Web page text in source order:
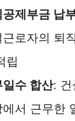
공제부금 납
근로자의 퇴
립
일수 합산: 건
에서 근무한